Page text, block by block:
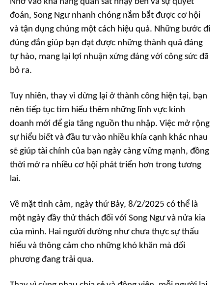
Nhờ vào khả năng quan sát nhạy bén và sự quyết
đoán, Song Ngư nhanh chóng nắm bắt được cơ hội
và tận dụng chúng một cách hiệu quả. Những bước đi
đúng đắn giúp bạn đạt được những thành quả đáng
tự hào, mang lại lợi nhuận xứng đáng với công sức đã
bỏ ra.
Tuy nhiên, thay vì dừng lại ở thành công hiện tại, bạn
nên tiếp tục tìm hiểu thêm những lĩnh vực kinh
doanh mới để gia tăng nguồn thu nhập. Việc mở rộng
sự hiểu biết và đầu tư vào nhiều khía cạnh khác nhau
sẽ giúp tài chính của bạn ngày càng vững mạnh, đồng
thời mở ra nhiều cơ hội phát triển hơn trong tương
lai.
Về mặt tình cảm, ngày thứ Bảy, 8/2/2025 có thể là
một ngày đầy thử thách đối với Song Ngư và nửa kia
của mình. Hai người dường như chưa thực sự thấu
hiểu và thông cảm cho những khó khăn mà đối
phương đang trải qua.